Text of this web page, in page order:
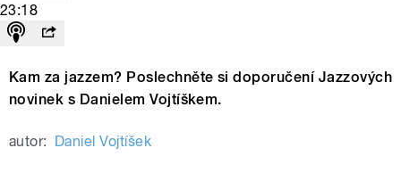
23:18
Kam za jazzem? Poslechněte si doporučení Jazzových
novinek s Danielem Vojtíškem.
autor: Daniel Vojtíšek